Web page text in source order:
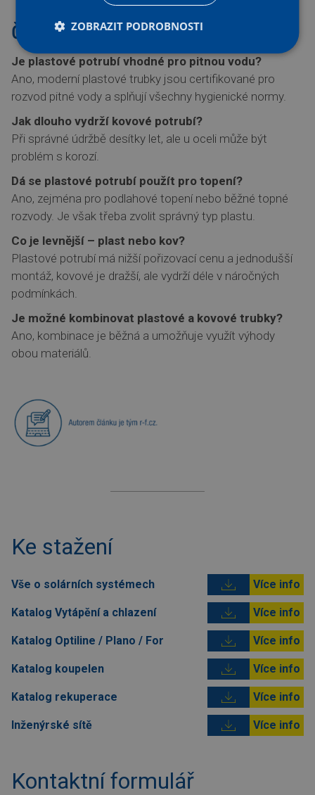
Časté otázky (FAQ):
Je plastové potrubí vhodné pro pitnou vodu?
Ano, moderní plastové trubky jsou certifikované pro
rozvod pitné vody a splňují všechny hygienické normy.
Jak dlouho vydrží kovové potrubí?
Při správné údržbě desítky let, ale u oceli může být
problém s korozí.
Dá se plastové potrubí použít pro topení?
Ano, zejména pro podlahové topení nebo běžné topné
rozvody. Je však třeba zvolit správný typ plastu.
Co je levnější – plast nebo kov?
Plastové potrubí má nižší pořizovací cenu a jednodušší
montáž, kovové je dražší, ale vydrží déle v náročných
podmínkách.
Je možné kombinovat plastové a kovové trubky?
Ano, kombinace je běžná a umožňuje využít výhody
obou materiálů.
Ke stažení
Vše o solárních systémech Více info
Katalog Vytápění a chlazení Více info
Katalog Optiline / Plano / For Více info
Katalog koupelen Více info
Katalog rekuperace Více info
Inženýrské sítě Více info
Kontaktní formulář
ZOBRAZIT PODROBNOSTI